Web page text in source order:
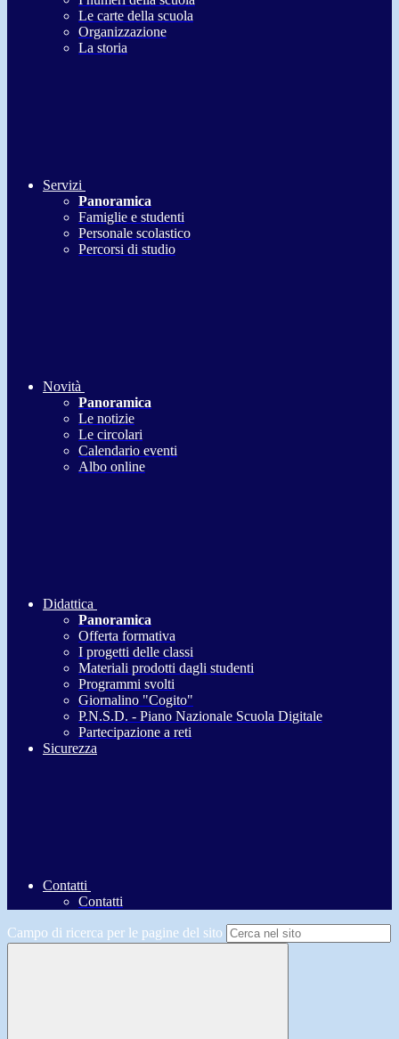
Le carte della scuola
Organizzazione
La storia
Servizi
Panoramica
Famiglie e studenti
Personale scolastico
Percorsi di studio
Novità
Panoramica
Le notizie
Le circolari
Calendario eventi
Albo online
Didattica
Panoramica
Offerta formativa
I progetti delle classi
Materiali prodotti dagli studenti
Programmi svolti
Giornalino "Cogito"
P.N.S.D. - Piano Nazionale Scuola Digitale
Partecipazione a reti
Sicurezza
Contatti
Contatti
Campo di ricerca per le pagine del sito